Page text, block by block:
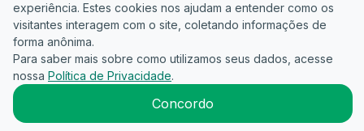
Guia do
Candidato
Para
empresas
Política de
Privacidade
Termos
2026CandidataAI
experiência. Estes cookies nos ajudam a entender como os
visitantes interagem com o site, coletando informações de
forma anônima.
Para saber mais sobre como utilizamos seus dados, acesse
nossa Política de Privacidade.
Concordo